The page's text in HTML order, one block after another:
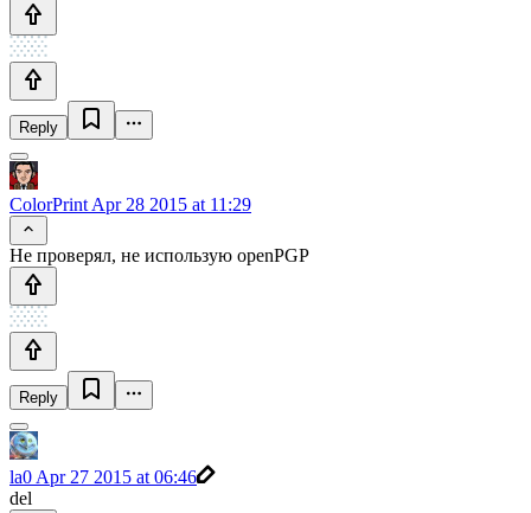
Reply
ColorPrint Apr 28 2015 at 11:29
Не проверял, не использую openPGP
Reply
la0 Apr 27 2015 at 06:46
del